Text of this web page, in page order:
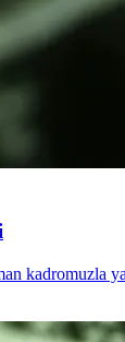
kadromuzla